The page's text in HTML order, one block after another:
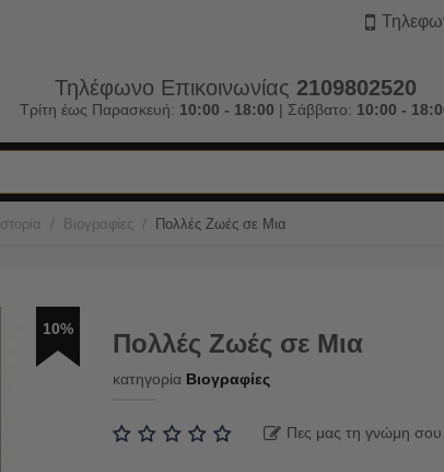
Τηλέφωνο Επικοινωνίας 2109802520
Τρίτη έως Παρασκευή: 10:00 - 18:00 | Σάββατο: 10:00 -
Ιστορία / Βιογραφίες / Πολλές Ζωές σε Μια
10% Πολλές Ζωές σε Μια
κατηγορία Βιογραφίες
Πες μας τη γνώμη σου